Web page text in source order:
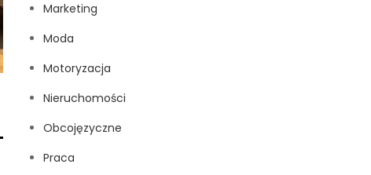
Marketing
Moda
Motoryzacja
Nieruchomości
Obcojęzyczne
Praca